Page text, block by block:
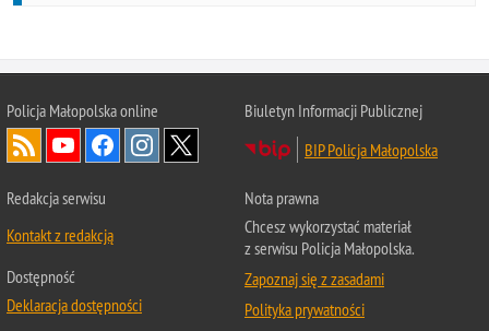
Policja Małopolska online
Biuletyn Informacji Publicznej
BIP Policja Małopolska
Redakcja serwisu
Kontakt z redakcją
Dostępność
Deklaracja dostępności
Nota prawna
Chcesz wykorzystać materiał
z serwisu Policja Małopolska.
Zapoznaj się z zasadami
Polityka prywatności